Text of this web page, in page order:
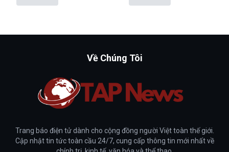
Về Chúng Tôi
Trang báo điện tử dành cho cộng đồng người Việt toàn thế giới.
Cập nhật tin tức toàn cầu 24/7, cung cấp thông tin mới nhất về